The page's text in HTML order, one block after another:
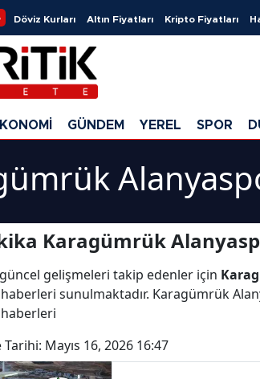
Döviz Kurları Altın Fiyatları Kripto Fiyatları
GÜNDEM YEREL SPOR
Karagümrük
gelişmeleri takip edenler için
sunulmaktadır. Karagümrük
Tarihi: Mayıs 16, 2026 16:47